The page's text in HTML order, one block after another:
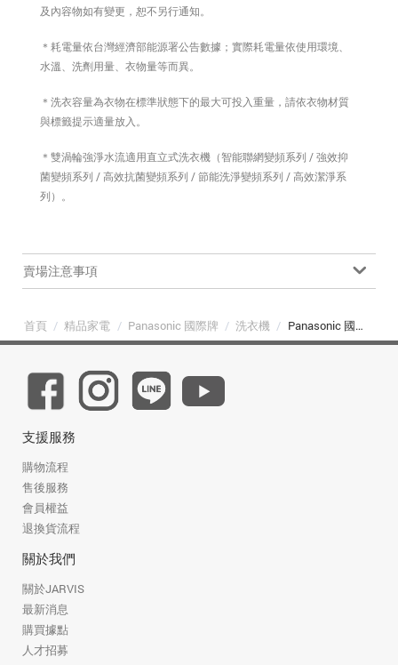
及內容物如有變更，恕不另行通知。
＊耗電量依台灣經濟部能源署公告數據；實際耗電量依使用環境、
水溫、洗劑用量、衣物量等而異。
＊洗衣容量為衣物在標準狀態下的最大可投入重量，請依衣物材質
與標籤提示適量放入。
＊雙渦輪強淨水流適用直立式洗衣機（智能聯網變頻系列 / 強效抑
菌變頻系列 / 高效抗菌變頻系列 / 節能洗淨變頻系列 / 高效潔淨系
列）。
賣場注意事項
首頁 / 精品家電 / Panasonic 國際牌 / 洗衣機 / Panasonic 國際牌 NA-140MU-L 14公斤高效潔淨直立式洗衣機
支援服務
購物流程
售後服務
會員權益
退換貨流程
關於我們
關於JARVIS
最新消息
購買據點
人才招募